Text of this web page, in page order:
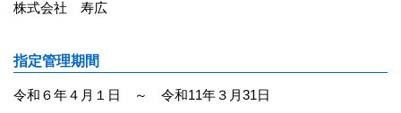
株式会社 寿広
指定管理期間
令和６年４月１日 ～ 令和11年３月31日